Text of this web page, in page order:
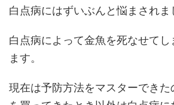
白点病にはずいぶんと悩まされま
白点病によって金魚を死なせてし
ます。
現在は予防方法をマスターでき